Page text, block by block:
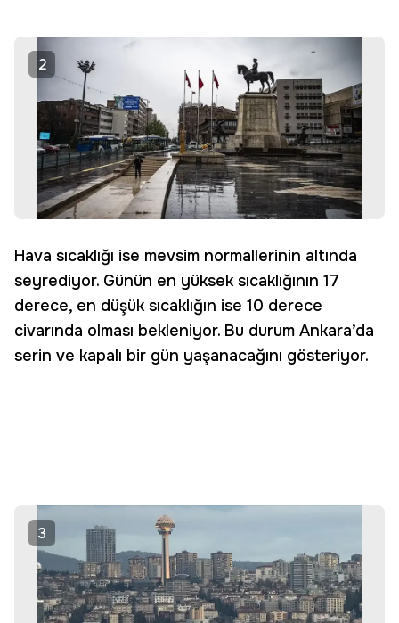
2
Hava sıcaklığı ise mevsim normallerinin altında
seyrediyor. Günün en yüksek sıcaklığının 17
derece, en düşük sıcaklığın ise 10 derece
civarında olması bekleniyor. Bu durum Ankara’da
serin ve kapalı bir gün yaşanacağını gösteriyor.
3